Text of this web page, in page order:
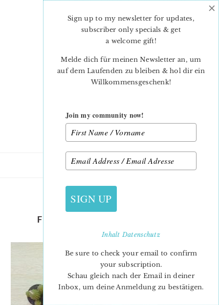
FORK-AND-TROWEL-QUILT-
PATTERN-BARBARA-2
Sign up to my newsletter for updates,
subscriber only specials & get
a welcome gift!
Melde dich für meinen Newsletter an, um
auf dem Laufenden zu bleiben & hol dir ein
Willkommensgeschenk!
Join my community now!
SIGN UP
InhaltDatenschutz
Be sure to check your email to confirm
your subscription.
Schau gleich nach der Email in deiner
Inbox, um deine Anmeldung zu bestätigen.
×